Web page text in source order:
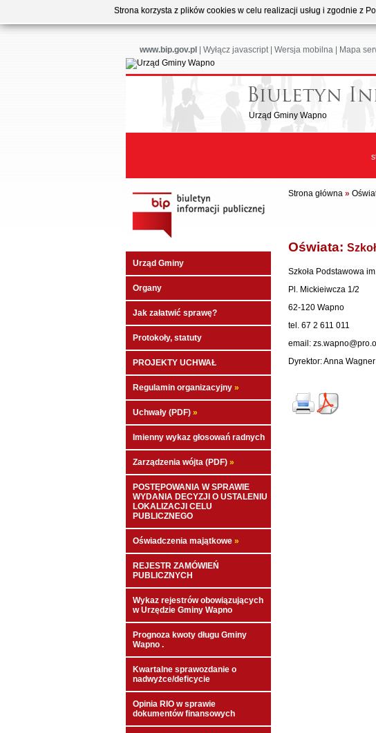
Strona korzysta z plików cookies w celu realizacji usług i zgodnie z
www.bip.gov.pl Wyłącz javascript| Wersja mobilna| Mapa
Urząd Gminy Wapno
Urząd Gminy
Organy
Jak załatwić sprawę?
Protokoły, statuty
PROJEKTY UCHWAŁ
Regulamin organizacyjny »
Uchwały (PDF) »
Imienny wykaz głosowań radnych
Zarządzenia wójta (PDF) »
POSTĘPOWANIA W SPRAWIE
WYDANIA DECYZJI O USTALENIU
LOKALIZACJI CELU
PUBLICZNEGO
Oświadczenia majątkowe »
REJESTR ZAMÓWIEŃ
PUBLICZNYCH
Wykaz rejestrów obowiązujących
w Urzędzie Gminy Wapno
Prognoza kwoty długu Gminy
Wapno .
Kwartalne sprawozdanie o
nadwyżce/deficycie
Opinia RIO w sprawie
dokumentów finansowych
Strona główna »
Oświata:
Szkoła Podstawowa
Pl. Mickieiwcza 1/2
62-120 Wapno
tel. 67 2 611 011
email:
Dyrektor: Anna Wagner